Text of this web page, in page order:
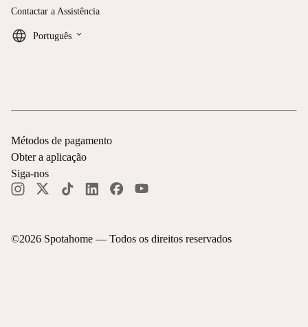
Contactar a Assistência
Português keyboard_arrow_down
©2026 Spotahome — Todos os direitos reservados
Métodos de pagamento
Obter a aplicação
Siga-nos